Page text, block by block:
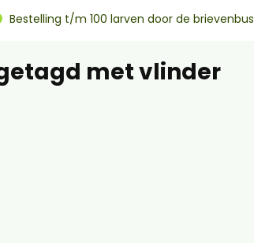
Bestelling t/m 100 larven door de brievenbus
met vlinder